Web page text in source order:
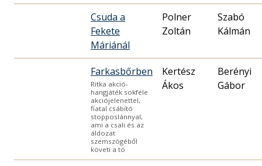
Csuda a
Fekete
Máriánál
Polner
Zoltán
Szabó
Kálmán
Farkasbőrben
Ritka akció-
hangjáték sokféle
akciójelenettel,
fiatal csábító
stopposlánnyal,
ami a csali és az
áldozat
szemszögéből
követi a tö
Kertész
Ákos
Berényi
Gábor